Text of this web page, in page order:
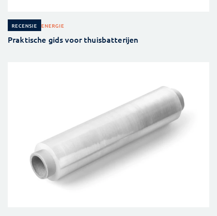
RECENSIE ENERGIE
Praktische gids voor thuisbatterijen